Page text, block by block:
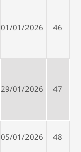
46
01/01/2026
47
29/01/2026
48
05/01/2026